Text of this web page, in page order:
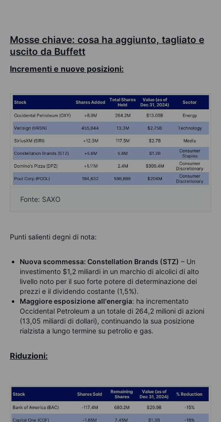
Mosse chiave: cosa ha aggiunto, tagliato e
uscito da Buffett
Incrementi e nuove posizioni:
Fonte: SAXO
Punti salienti degni di nota:
Nuova scommessa: Constellation Brands (STZ) – Un
investimento $1,2 miliardi in un marchio di alcolici di alto
livello noto per il suo forte potere di determinazione dei
prezzi e il dividendo costante (1,5%).
Maggiore esposizione all'energia: ha incrementato
Occidental Petroleum a un totale di 264,2 milioni di azioni
(13,05 miliardi di dollari), continuando la sua posizione
rialzista a lungo termine su petrolio e gas.
Riduzioni: